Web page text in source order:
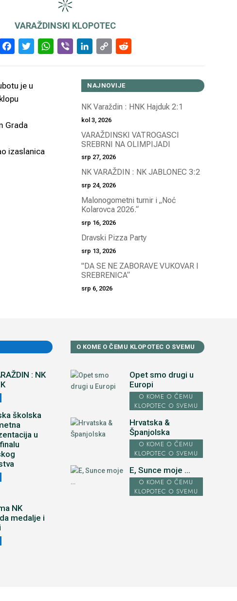
VARAŽDINSKI KLOPOTEC
Facebook
Twitter
WhatsApp
ViberLinkedIn
Copy
Link
je u
Grada
izaslanica
NAJNOVIJE
NK Varaždin : HNK Hajduk 2:1
kol 3, 2026
VARAŽDINSKI VATROGASCI
SREBRNI NA OLIMPIJADI
srp 27, 2026
NK VARAŽDIN : NK JABLONEC 3:2
srp 24, 2026
Malonogometni turnir i „Noć
Kolarovca 2026.“
srp 16, 2026
Dravski Pizza Party
srp 13, 2026
"DA SE NE ZABORAVE VUKOVAR I
SREBRENICA“
srp 6, 2026
: NK
školska
u
NK
medalje i
O KOME O ČEMU KLOPOTEC O SVEMU
Opet smo drugi u
Europi
O KOME O ČEMU
KLOPOTEC O SVEMU
Hrvatska &
Španjolska
O KOME O ČEMU
KLOPOTEC O SVEMU
E, Sunce moje ...
O KOME O ČEMU
KLOPOTEC O SVEMU